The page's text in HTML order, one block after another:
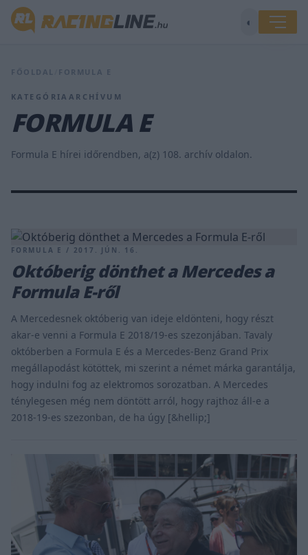
◐
FŐOLDAL FORMULA E
KATEGÓRIAARCHÍVUM
FORMULA E
Formula E hírei időrendben, a(z) 108. archív oldalon.
FORMULA E / 2017. JÚN. 16.
Októberig dönthet a Mercedes a
Formula E-ről
A Mercedesnek októberig van ideje eldönteni, hogy részt
akar-e venni a Formula E 2018/19-es szezonjában. Tavaly
októberben a Formula E és a Mercedes-Benz Grand Prix
megállapodást kötöttek, mi szerint a német márka garantálja,
hogy indulni fog az elektromos sorozatban. A Mercedes
ténylegesen még nem döntött arról, hogy rajthoz áll-e a
2018-19-es szezonban, de ha úgy [&hellip;]